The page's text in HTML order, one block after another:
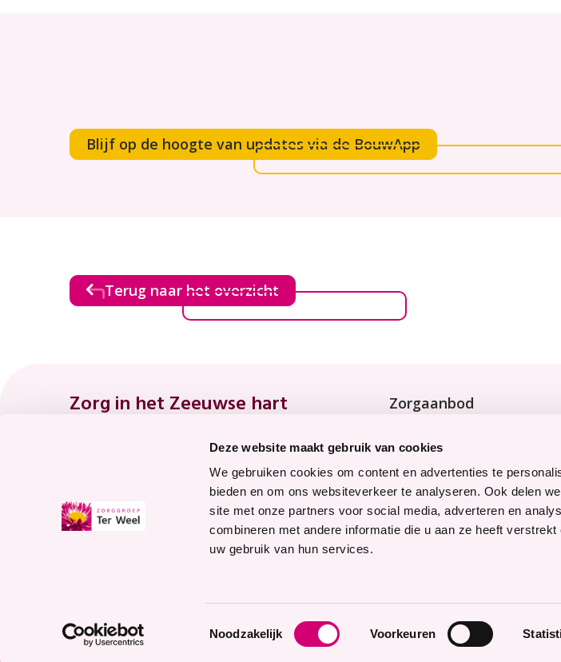
Deze website maakt gebruik van cookies
We gebruiken cookies om content en advertenties te
bieden en om ons websiteverkeer te analyseren. Ook delen
site met onze partners voor social media, adverteren en
combineren met andere informatie die u aan ze heeft
uw gebruik van hun services.
Toestemmingsselectie
Noodzakelijk Voorkeuren
Blijf op de hoogte van updates via de BouwApp
Terug naar het overzicht
Zorg in het Zeeuwse hart
8.7
Waardering voor
Bekijk waarderingen
Zorgaanbod
Tijdelijke zorg
Snel naar
Contact
© 2026 Zorggroep Ter Weel ANBI Contact Privacyverklaring